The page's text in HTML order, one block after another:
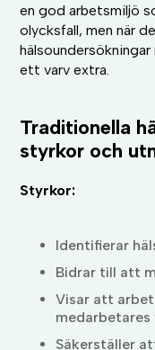
en god arbetsmiljö
olycksfall, men när
ett varv extra.
Traditionella
styrkor och
Styrkor:
Identifierar
Bidrar till att
Visar att
medarbetares
Säkerställer